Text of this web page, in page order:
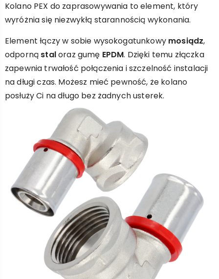
Kolano PEX do zaprasowywania to element, który
wyróżnia się niezwykłą starannością wykonania.
Element łączy w sobie wysokogatunkowy mosiądz,
odporną staloraz gumę EPDM. Dzięki temu złączka
zapewnia trwałość połączenia i szczelność instalacji
na długi czas. Możesz mieć pewność, że kolano
posłuży Ci na długo bez żadnych usterek.